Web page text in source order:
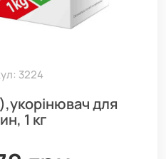
3224
для
1 кг